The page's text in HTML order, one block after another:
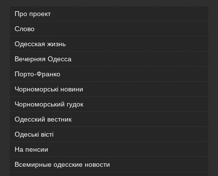
Про проект
Слово
Одесская жизнь
Вечерняя Одесса
Порто-Франко
Чорноморські новини
Чорноморський гудок
Одесский вестник
Одеськi вiстi
На пенсии
Всемирные одесские новости